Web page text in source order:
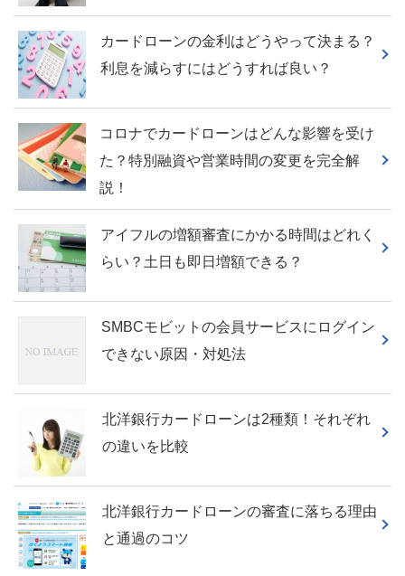
カードローンの金利はどうやって決まる？
利息を減らすにはどうすれば良い？
コロナでカードローンはどんな影響を受け
た？特別融資や営業時間の変更を完全解
説！
アイフルの増額審査にかかる時間はどれく
らい？土日も即日増額できる？
SMBCモビットの会員サービスにログイン
できない原因・対処法
北洋銀行カードローンは2種類！それぞれ
の違いを比較
北洋銀行カードローンの審査に落ちる理由
と通過のコツ